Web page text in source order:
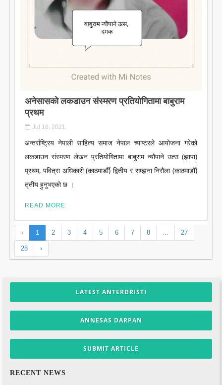
अनेसासकाे लकडाउन संस्मरण प्रतियोगितामा बाबुराम
प्रथम
Jul 16, 2021
अन्तर्राष्ट्रिय नेपाली साहित्य समाज नेपाल च्याप्टरले आयोजना गरेको
लकडाउन संस्मरण लेखन प्रतियोगितामा बाबुराम न्यौपाने उत्स (झापा)
प्रथम, पवित्रा अधिकारी (काठमाडौँ) द्वितीय र सम्झना निरौला (काठमाडौँ)
तृतीय हुनुभएको छ ।
READ MORE
‹ 1 2 3 4 5 6 7 8 ... 27
28 ›
LATEST ANTERDRISTI
ANNESAS DARPAN
SUBMIT ARTICLE
RECENT NEWS